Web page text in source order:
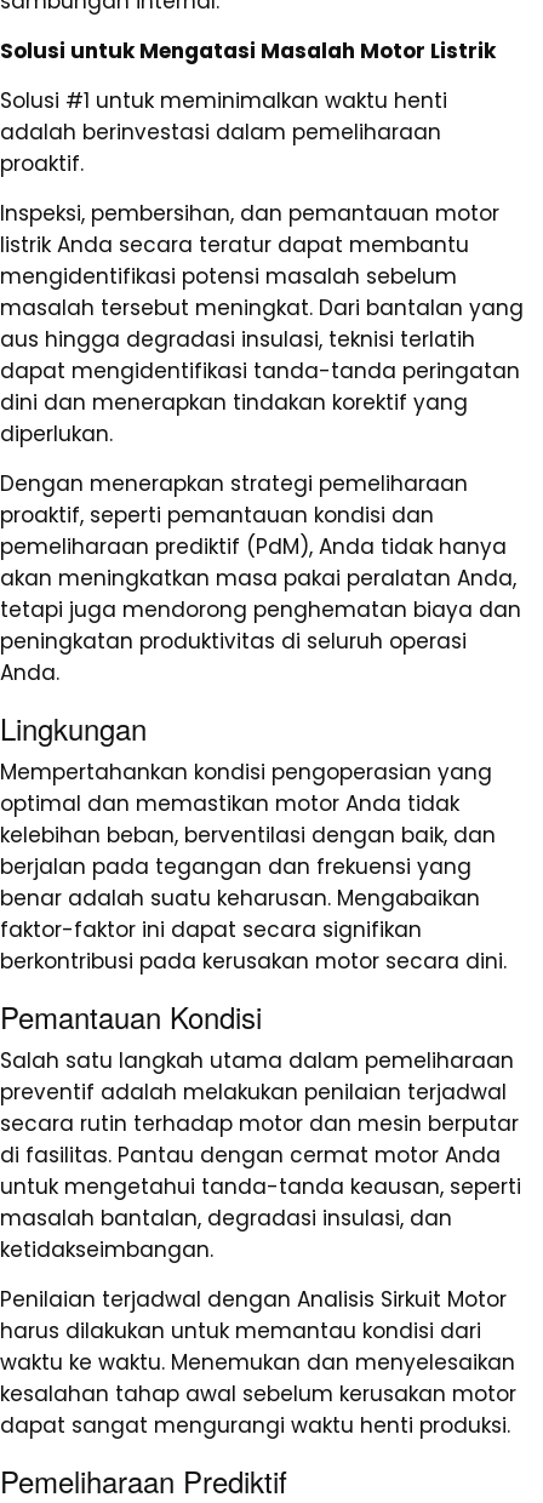
Solusi untuk Mengatasi Masalah Motor Listrik
Solusi #1 untuk meminimalkan waktu henti
adalah berinvestasi dalam pemeliharaan
proaktif.
Inspeksi, pembersihan, dan pemantauan motor
listrik Anda secara teratur dapat membantu
mengidentifikasi potensi masalah sebelum
masalah tersebut meningkat. Dari bantalan yang
aus hingga degradasi insulasi, teknisi terlatih
dapat mengidentifikasi tanda-tanda peringatan
dini dan menerapkan tindakan korektif yang
diperlukan.
Dengan menerapkan strategi pemeliharaan
proaktif, seperti pemantauan kondisi dan
pemeliharaan prediktif (PdM), Anda tidak hanya
akan meningkatkan masa pakai peralatan Anda,
tetapi juga mendorong penghematan biaya dan
peningkatan produktivitas di seluruh operasi
Anda.
Lingkungan
Mempertahankan kondisi pengoperasian yang
optimal dan memastikan motor Anda tidak
kelebihan beban, berventilasi dengan baik, dan
berjalan pada tegangan dan frekuensi yang
benar adalah suatu keharusan. Mengabaikan
faktor-faktor ini dapat secara signifikan
berkontribusi pada kerusakan motor secara dini.
Pemantauan Kondisi
Salah satu langkah utama dalam pemeliharaan
preventif adalah melakukan penilaian terjadwal
secara rutin terhadap motor dan mesin berputar
di fasilitas. Pantau dengan cermat motor Anda
untuk mengetahui tanda-tanda keausan, seperti
masalah bantalan, degradasi insulasi, dan
ketidakseimbangan.
Penilaian terjadwal dengan Analisis Sirkuit Motor
harus dilakukan untuk memantau kondisi dari
waktu ke waktu. Menemukan dan menyelesaikan
kesalahan tahap awal sebelum kerusakan motor
dapat sangat mengurangi waktu henti produksi.
Pemeliharaan Prediktif